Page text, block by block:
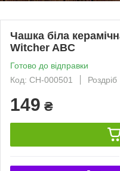
Чашка біла
Witcher ABC
Готово до відправки
Код: СH-000501
Роздріб
149 ₴